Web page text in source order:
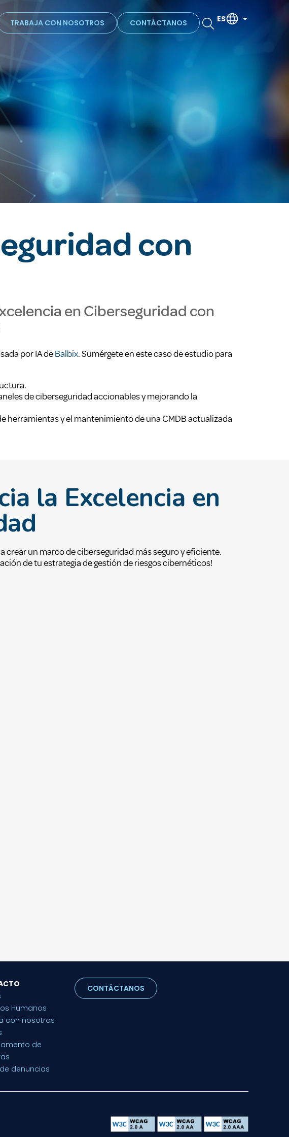
TRABAJA CON NOSOTROS CONTÁCTANOS ES
con
en Ciberseguridad con
por IA deBalbix. Sumérgete en este caso de estudio para
de ciberseguridad accionables y mejorando la
y el mantenimiento de una CMDB actualizada
la Excelencia en
un marco de ciberseguridad más seguro y eficiente.
de tu estrategia de gestión de riesgos cibernéticos!
Humanos
con nosotros
de
denuncias
CONTÁCTANOS